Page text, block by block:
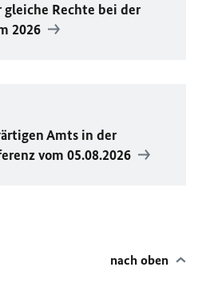
gleiche Rechte bei der
2026
Amts in der
vom 05.08.2026
nach oben